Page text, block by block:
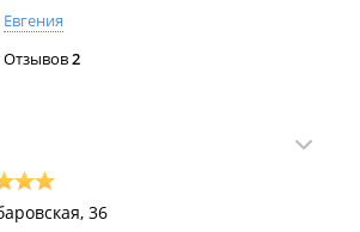
Евгения
Отзывов2
36